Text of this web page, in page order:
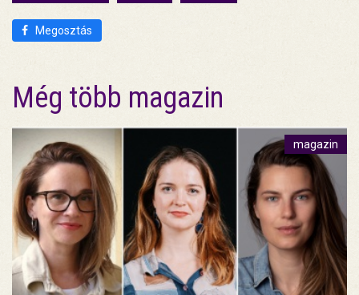
Megosztás
Még több magazin
magazin